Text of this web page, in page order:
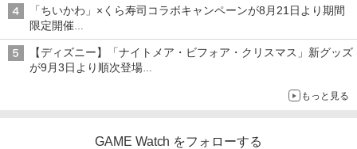
「ちいかわ」×くら寿司コラボキャンペーンが8月21日より期間
限定開催
オリジナルの湯呑みや寿司皿が景品に登場！
【ディズニー】「ナイトメア・ビフォア・クリスマス」新グッズ
が9月3日より順次登場
もっと見る
GAME Watch をフォローする